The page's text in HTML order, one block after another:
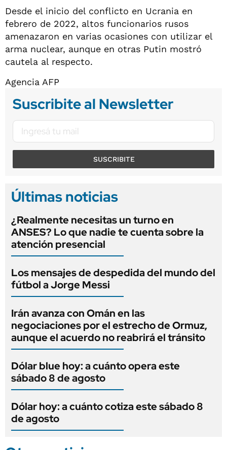
Desde el inicio del conflicto en Ucrania en
febrero de 2022, altos funcionarios rusos
amenazaron en varias ocasiones con utilizar el
arma nuclear, aunque en otras Putin mostró
cautela al respecto.
Agencia AFP
Suscribite al Newsletter
SUSCRIBITE
Últimas noticias
¿Realmente necesitas un turno en
ANSES? Lo que nadie te cuenta sobre la
atención presencial
Los mensajes de despedida del mundo del
fútbol a Jorge Messi
Irán avanza con Omán en las
negociaciones por el estrecho de Ormuz,
aunque el acuerdo no reabrirá el tránsito
Dólar blue hoy: a cuánto opera este
sábado 8 de agosto
Dólar hoy: a cuánto cotiza este sábado 8
de agosto